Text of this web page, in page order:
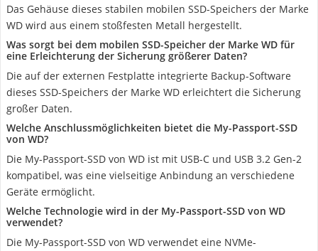
Das Gehäuse dieses stabilen mobilen SSD-Speichers der Marke
WD wird aus einem stoßfesten Metall hergestellt.
Was sorgt bei dem mobilen SSD-Speicher der Marke WD für
eine Erleichterung der Sicherung größerer Daten?
Die auf der externen Festplatte integrierte Backup-Software
dieses SSD-Speichers der Marke WD erleichtert die Sicherung
großer Daten.
Welche Anschlussmöglichkeiten bietet die My-Passport-SSD
von WD?
Die My-Passport-SSD von WD ist mit USB-C und USB 3.2 Gen-2
kompatibel, was eine vielseitige Anbindung an verschiedene
Geräte ermöglicht.
Welche Technologie wird in der My-Passport-SSD von WD
verwendet?
Die My-Passport-SSD von WD verwendet eine NVMe-